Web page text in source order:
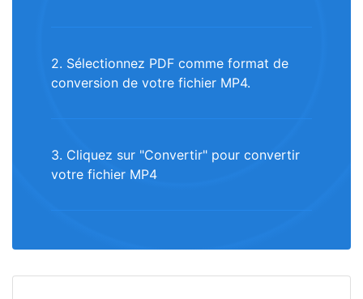
2. Sélectionnez PDF comme format de
conversion de votre fichier MP4.
3. Cliquez sur "Convertir" pour convertir
votre fichier MP4